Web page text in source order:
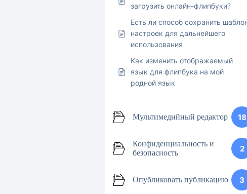
загрузить онлайн-флипбуки?
Есть ли способ сохранить
настроек для дальнейшего
использования
Как изменить отображаемый
язык для флипбука на мой
родной язык
Мультимедийный редактор 18
Конфиденциальность и
безопасность
2
Опубликовать публикацию 3